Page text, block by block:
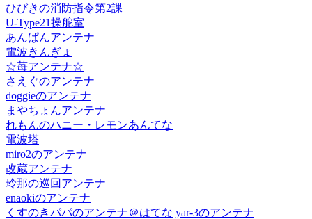
ひびきの消防指令第2課
U-Type21操舵室
あんぱんアンテナ
電波きんぎょ
☆苺アンテナ☆
さえぐのアンテナ
doggieのアンテナ
まやちょんアンテナ
れもんのハニー・レモンあんてな
電波塔
miro2のアンテナ
改蔵アンテナ
玲那の巡回アンテナ
enaokiのアンテナ
くすのきパパのアンテナ＠はてな yar-3のアンテナ